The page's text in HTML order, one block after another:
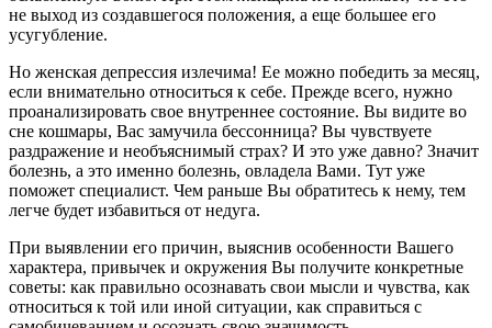
не выход из создавшегося положения, а еще большее его
усугубление.
Но женская депрессия излечима! Ее можно победить за месяц,
если внимательно относиться к себе. Прежде всего, нужно
проанализировать свое внутреннее состояние. Вы видите во
сне кошмары, Вас замучила бессонница? Вы чувствуете
раздражение и необъяснимый страх? И это уже давно? Значит
болезнь, а это именно болезнь, овладела Вами. Тут уже
поможет специалист. Чем раньше Вы обратитесь к нему, тем
легче будет избавиться от недуга.
При выявлении его причин, выяснив особенности Вашего
характера, привычек и окружения Вы получите конкретные
советы: как правильно осознавать свои мысли и чувства, как
относиться к той или иной ситуации, как справиться с